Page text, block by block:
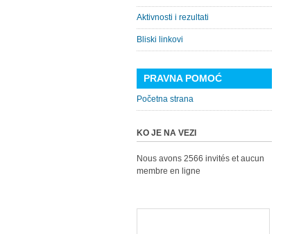
Aktivnosti i rezultati
Bliski linkovi
PRAVNA POMOĆ
Početna strana
KO JE NA VEZI
Nous avons 2566 invités et aucun
membre en ligne